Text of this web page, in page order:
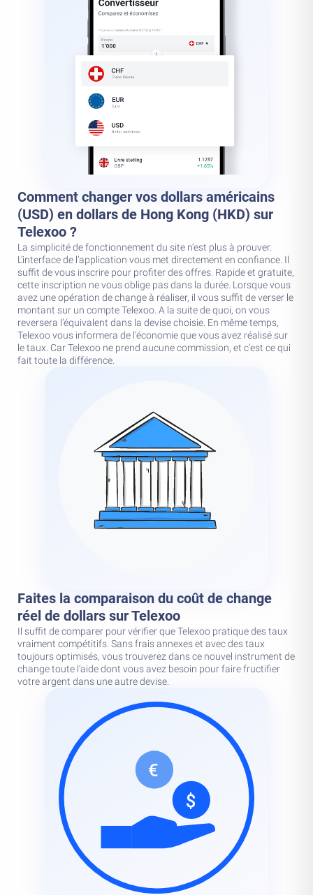
Comment changer vos dollars américains
(USD) en dollars de Hong Kong (HKD) sur
Telexoo ?
La simplicité de fonctionnement du site n’est plus à prouver.
L’interface de l’application vous met directement en confiance. Il
suffit de vous inscrire pour profiter des offres. Rapide et gratuite,
cette inscription ne vous oblige pas dans la durée. Lorsque vous
avez une opération de change à réaliser, il vous suffit de verser le
montant sur un compte Telexoo. A la suite de quoi, on vous
reversera l’équivalent dans la devise choisie. En même temps,
Telexoo vous informera de l’économie que vous avez réalisé sur
le taux. Car Telexoo ne prend aucune commission, et c’est ce qui
fait toute la différence.
Faites la comparaison du coût de change
réel de dollars sur Telexoo
Il suffit de comparer pour vérifier que Telexoo pratique des taux
vraiment compétitifs. Sans frais annexes et avec des taux
toujours optimisés, vous trouverez dans ce nouvel instrument de
change toute l’aide dont vous avez besoin pour faire fructifier
votre argent dans une autre devise.